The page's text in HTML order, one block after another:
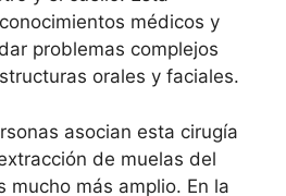
médicos y
problemas complejos
orales y faciales.
asocian esta cirugía
de muelas del
mucho más amplio. En la